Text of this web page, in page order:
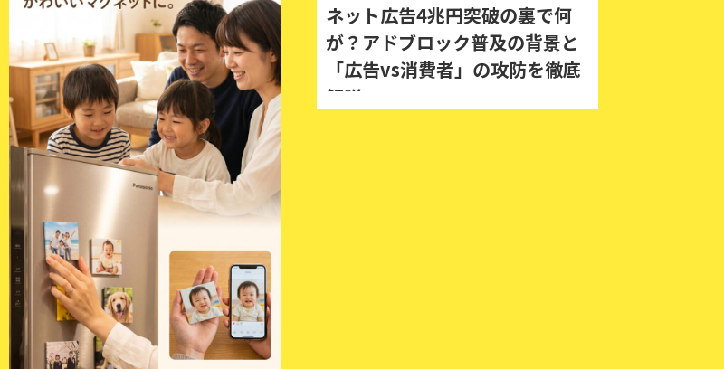
ネット広告4兆円突破の裏で何
が？アドブロック普及の背景と
「広告vs消費者」の攻防を徹底
解説